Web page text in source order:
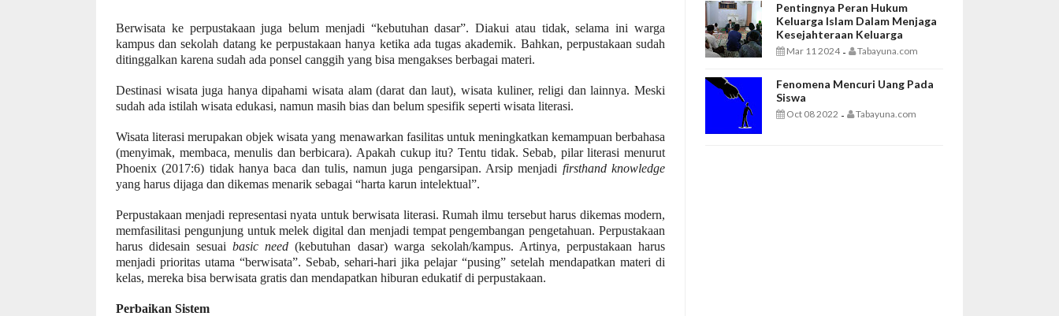
Berwisata ke perpustakaan juga belum menjadi “kebutuhan dasar”. Diakui atau tidak, selama ini warga
kampus dan sekolah datang ke perpustakaan hanya ketika ada tugasakademik. Bahkan, perpustakaan sudah
ditinggalkan karena sudah ada ponsel canggih yang bisa mengakses berbagai materi.
Destinasi wisata juga hanya dipahami wisata alam (darat dan laut), wisata kuliner, religi dan lainnya. Meski
sudah ada istilah wisata edukasi, namun masih bias dan belum spesifik seperti wisata literasi.
Wisata literasi merupakan objek wisata yang menawarkan fasilitas untuk meningkatkan kemampuan berbahasa
(menyimak, membaca, menulis dan berbicara). Apakah cukup itu? Tentu tidak. Sebab, pilar literasi menurut
Phoenix (2017:6) tidak hanya baca dan tulis, namun juga pengarsipan. Arsip menjadi firsthand knowledge
yang harus dijaga dan dikemas menarik sebagai “harta karun intelektual”.
Perpustakaan menjadi representasi nyata untuk berwisata literasi. Rumah ilmu tersebutharus dikemas modern,
memfasilitasi pengunjung untuk melek digital dan menjadi tempat pengembangan pengetahuan. Perpustakaan
harus didesain sesuaibasic need (kebutuhan dasar) warga sekolah/kampus. Artinya, perpustakaan harus
menjadi prioritas utama “berwisata”. Sebab, sehari-hari jika pelajar “pusing” setelah mendapatkan materi di
kelas, mereka bisa berwisata gratis dan mendapatkan hiburan edukatif di perpustakaan.
Perbaikan Sistem
Pentingnya Peran Hukum
Keluarga Islam Dalam Menjaga
Kesejahteraan Keluarga
Mar 11 2024 - Tabayuna.com
Fenomena Mencuri Uang Pada
Siswa
Oct 08 2022 - Tabayuna.com